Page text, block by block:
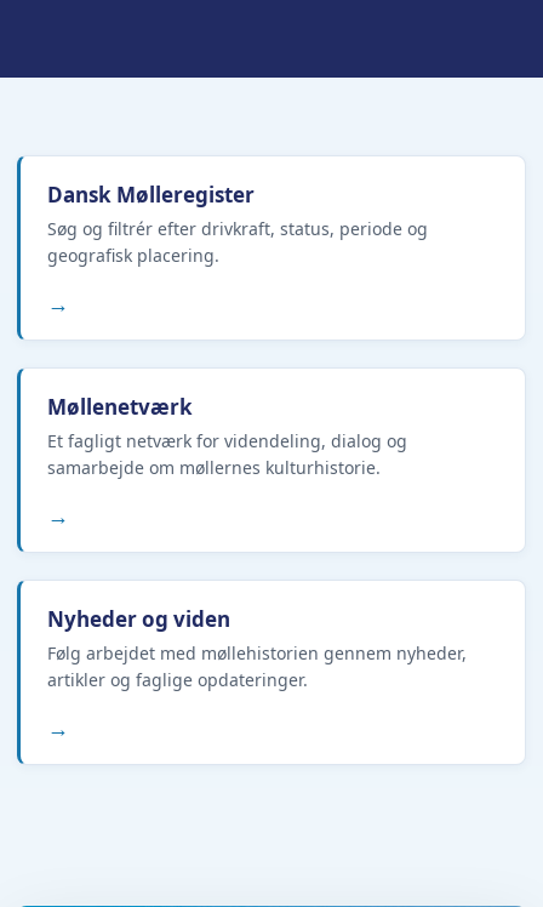
Dansk Mølleregister
Søg og filtrér efter drivkraft, status, periode og
geografisk placering.
→
Møllenetværk
Et fagligt netværk for videndeling, dialog og
samarbejde om møllernes kulturhistorie.
→
Nyheder og viden
Følg arbejdet med møllehistorien gennem nyheder,
artikler og faglige opdateringer.
→